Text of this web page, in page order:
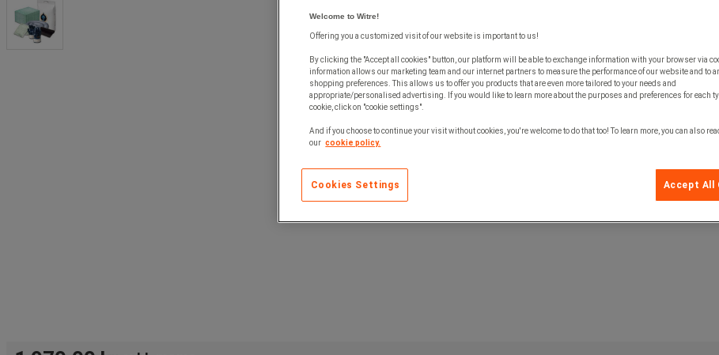
Welcome to Witre!
Offering you a customized visit of our website is important to us!
By clicking the "Accept all cookies" button, our platform will be able to exchange information with your browser via
information allows our marketing team and our internet partners to measure the performance of our website and to
shopping preferences. This allows us to offer you products that are even more tailored to your needs and
appropriate/personalised advertising. If you would like to learn more about the purposes and preferences for each
cookie, click on "cookie settings".
And if you choose to continue your visit without cookies, you're welcome to do that too! To learn more, you can also
our cookie policy.
Accept All
Cookies Settings